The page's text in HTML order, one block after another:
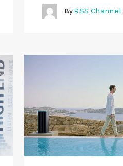
By RSS Channel